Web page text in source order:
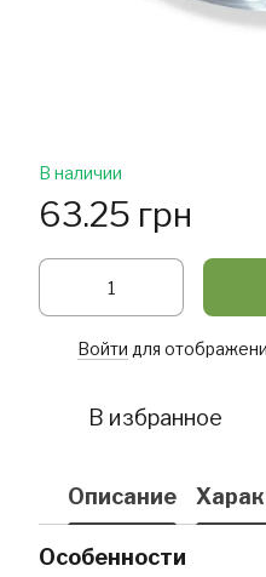
В наличии
63.25 грн
Войти для
В избранное
Описание
Особенности